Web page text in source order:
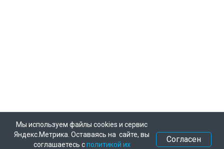
Мы используем файлы cookies и сервис
Яндекс.Метрика. Оставаясь на сайте, вы
соглашаетесь сполитикой их
Согласен